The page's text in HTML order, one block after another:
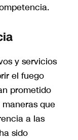
y servicios
el fuego
prometido
que
a las
sido